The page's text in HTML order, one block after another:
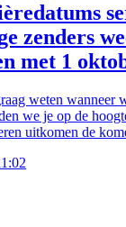
zenders
met 1
weten wanneer
we je op de
uitkomen de